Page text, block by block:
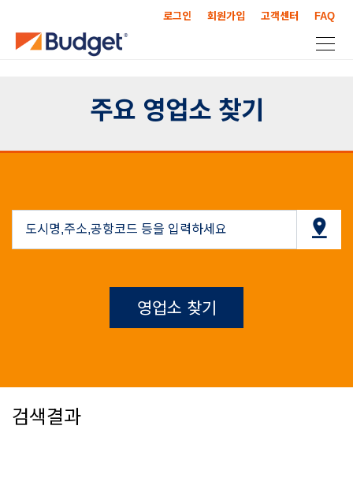
로그인 회원가입 고객센터 FAQ
주요 영업소 찾기
영업소 찾기
검색결과